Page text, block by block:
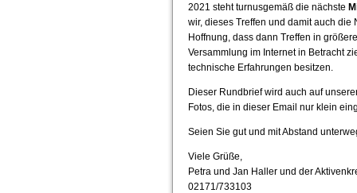
2021 steht turnusgemäß die nächste
wir, dieses Treffen und damit auch
Hoffnung, dass dann Treffen in
Versammlung im Internet in Betracht
technische Erfahrungen besitzen.
Dieser Rundbrief wird auch auf
Fotos, die in dieser Email nur klein
Seien Sie gut und mit Abstand
Viele Grüße,
Petra und Jan Haller und der
02171/733103